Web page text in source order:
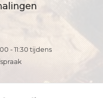
- 11:30 tijdens